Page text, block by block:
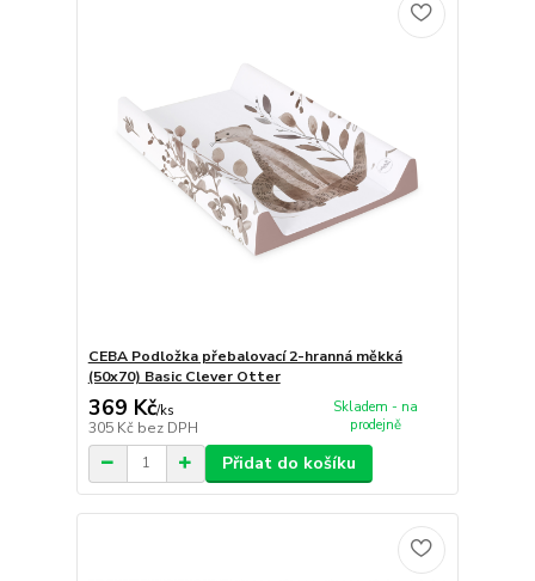
CEBA Podložka přebalovací 2-hranná měkká
(50x70) Basic Clever Otter
369 Kč/ks
305 Kč bez DPH
Skladem - na
prodejně
Přidat do košíku